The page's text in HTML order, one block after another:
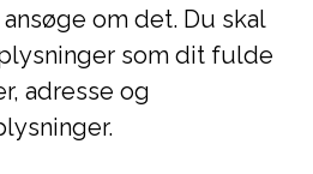
om det. Du skal
som dit fulde
adresse og